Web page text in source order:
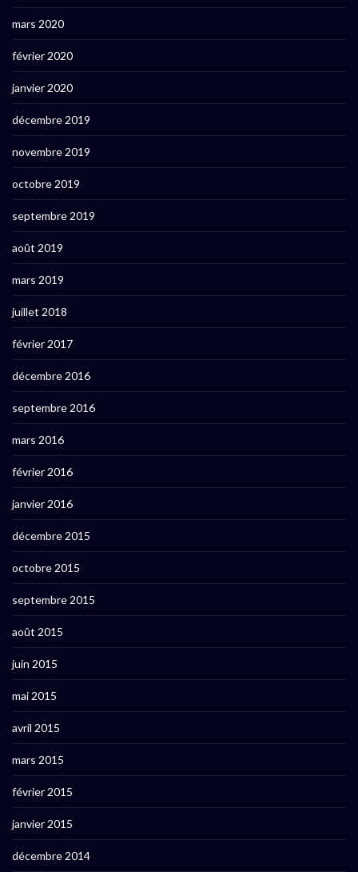
mars 2020
février 2020
janvier 2020
décembre 2019
novembre 2019
octobre 2019
septembre 2019
août 2019
mars 2019
juillet 2018
février 2017
décembre 2016
septembre 2016
mars 2016
février 2016
janvier 2016
décembre 2015
octobre 2015
septembre 2015
août 2015
juin 2015
mai 2015
avril 2015
mars 2015
février 2015
janvier 2015
décembre 2014